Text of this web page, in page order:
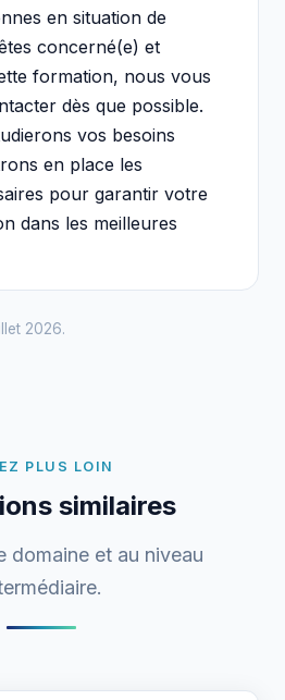
en situation de
concerné(e) et
formation, nous vous
dès que possible.
vos besoins
en place les
pour garantir votre
dans les meilleures
2026.
PLUS LOIN
similaires
domaine et au niveau